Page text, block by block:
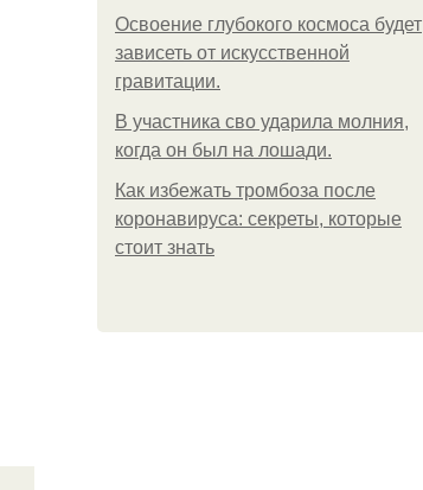
Освоение глубокого космоса будет
зависеть от искусственной
гравитации.
В участника сво ударила молния,
когда он был на лошади.
Как избежать тромбоза после
коронавируса: секреты, которые
стоит знать